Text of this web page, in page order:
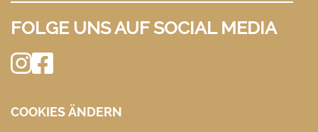
FOLGE UNS AUF SOCIAL MEDIA
COOKIES ÄNDERN